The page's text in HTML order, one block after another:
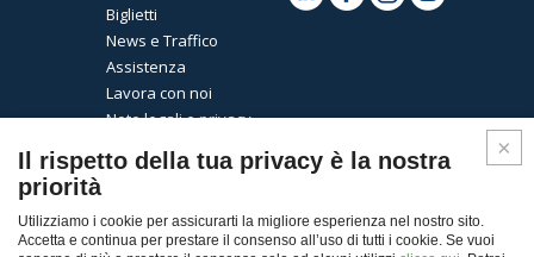
Biglietti
News e Traffico
Assistenza
Lavora con noi
Note legali e privacy
Il rispetto della tua privacy è la nostra
priorità
Utilizziamo i cookie per assicurarti la migliore esperienza nel nostro sito.
Accetta e continua per prestare il consenso all’uso di tutti i cookie. Se vuoi